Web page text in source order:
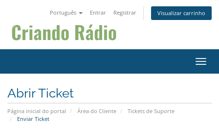
Português Entrar Registrar Visualizar carrinho
Abrir Ticket
Página inicial do portal Área do Cliente
Tickets de Suporte
Enviar Ticket